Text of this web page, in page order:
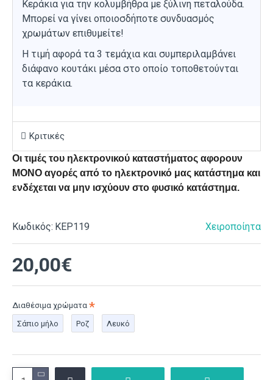
Κεράκια για την κολυμβήθρα με ξύλινη πεταλούδα.
Μπορεί να γίνει οποιοσδήποτε συνδυασμός
χρωμάτων επιθυμείτε!
Η τιμή αφορά τα 3 τεμάχια και συμπεριλαμβάνει
διάφανο κουτάκι μέσα στο οποίο τοποθετούνται
τα κεράκια.
Κριτικές
Οι τιμές του ηλεκτρονικού καταστήματος αφορουν
ΜΟΝΟ αγορές από το ηλεκτρονικό μας κατάστημα και
ενδέχεται να μην ισχύουν στο φυσικό κατάστημα.
Κωδικός: ΚΕΡ119 Χειροποίητα
20,00€
Διαθέσιμα χρώματα
Σάπιο μήλο
Ροζ Λευκό